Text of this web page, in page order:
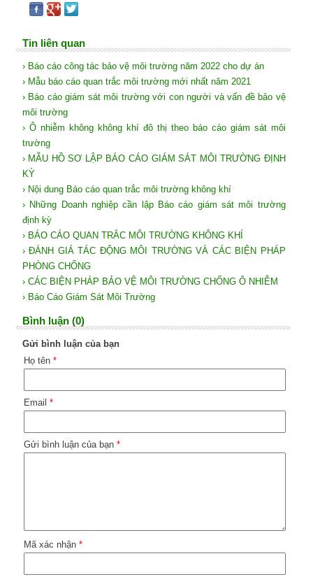
Tin liên quan
› Báo cáo công tác bảo vệ môi trường năm 2022 cho dự án
› Mẫu báo cáo quan trắc môi trường mới nhất năm 2021
› Báo cáo giám sát môi trường với con người và vấn đề bảo vệ
môi trường
› Ô nhiễm không không khí đô thị theo báo cáo giám sát môi
trường
› MẪU HỒ SƠ LẬP BÁO CÁO GIÁM SÁT MÔI TRƯỜNG ĐỊNH
KỲ
› Nội dung Báo cáo quan trắc môi trường không khí
› Những Doanh nghiệp cần lập Báo cáo giám sát môi trường
định kỳ
› BÁO CÁO QUAN TRẮC MÔI TRƯỜNG KHÔNG KHÍ
› ĐÁNH GIÁ TÁC ĐỘNG MÔI TRƯỜNG VÀ CÁC BIỆN PHÁP
PHÒNG CHỐNG
› CÁC BIỆN PHÁP BẢO VỆ MÔI TRƯỜNG CHỐNG Ô NHIỄM
› Báo Cáo Giám Sát Môi Trường
Bình luận (0)
Gửi bình luận của bạn
Họ tên *
Email *
Gửi bình luận của bạn *
Mã xác nhận *